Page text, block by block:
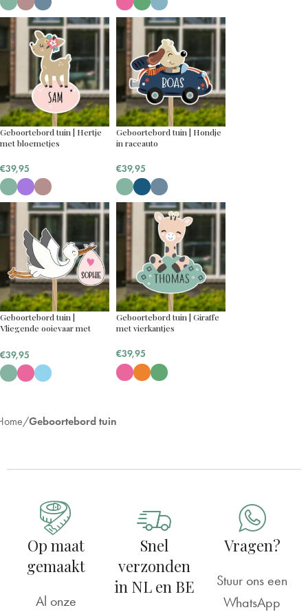
Geboortebord tuin | Hertje
met bloemetjes
€39,95
Geboortebord tuin | Hondje
in raceauto
€39,95
Geboortebord tuin |
Vliegende ooievaar met
€39,95
Geboortebord tuin | Giraffe
met vierkantjes
€39,95
Geboortebord tuin
Op maat
gemaakt
Al onze
Snel
verzonden
in NL en BE
Vragen?
Stuur ons een
WhatsApp